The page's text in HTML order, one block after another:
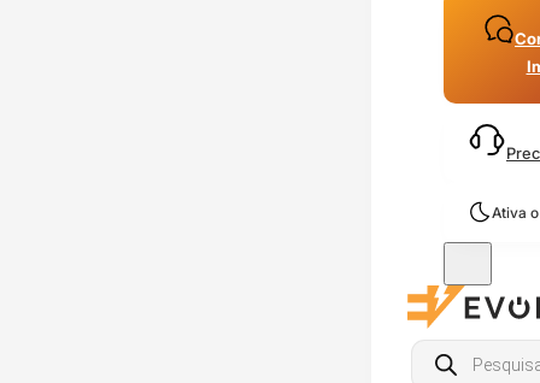
Ativa
Products
search